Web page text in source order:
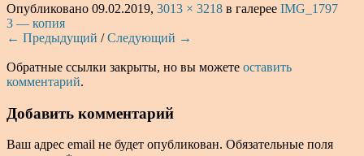
Опубликовано 09.02.2019, 3013 × 3218 в галерее IMG_1797
3 — копия
← Предыдущий /Следующий →
Обратные ссылки закрыты, но вы можете оставить
комментарий.
Добавить комментарий
Ваш адрес email не будет опубликован. Обязательные поля